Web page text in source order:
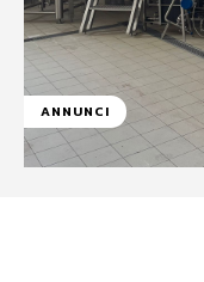
ANNUNCI